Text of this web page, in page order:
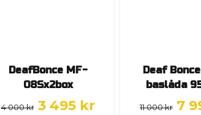
DeafBonce MF-
08Sx2box
4 000 kr 3 495 kr
Deaf
baslåda
11 000 kr 7